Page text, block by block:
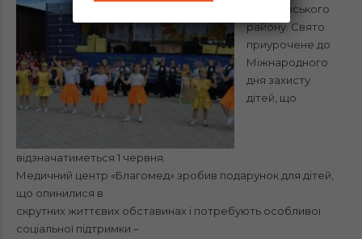
Ківерцівського
району. Свято
приурочене до
Міжнародного
дня захисту
дітей, що
відзначатиметься 1 червня.
Медичний центр «Благомед» зробив подарунок для дітей,
що опинилися в
скрутних життєвих обставинах і потребують особливої
соціальної підтримки –